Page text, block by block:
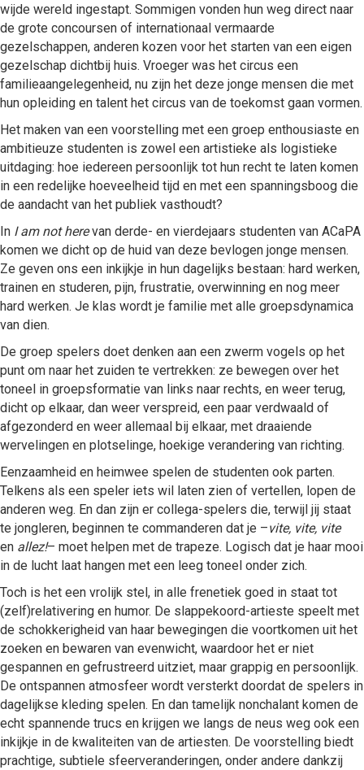
wijde wereld ingestapt. Sommigen vonden hun weg direct naar
de grote concoursen of internationaal vermaarde
gezelschappen, anderen kozen voor het starten van een eigen
gezelschap dichtbij huis. Vroeger was het circus een
familieaangelegenheid, nu zijn het deze jonge mensen die met
hun opleiding en talent het circus van de toekomst gaan vormen.
Het maken van een voorstelling met een groep enthousiaste en
ambitieuze studenten is zowel een artistieke als logistieke
uitdaging: hoe iedereen persoonlijk tot hun recht te laten komen
in een redelijke hoeveelheid tijd en met een spanningsboog die
de aandacht van het publiek vasthoudt?
In I am not herevan derde- en vierdejaars studenten van ACaPA
komen we dicht op de huid van deze bevlogen jonge mensen.
Ze geven ons een inkijkje in hun dagelijks bestaan: hard werken,
trainen en studeren, pijn, frustratie, overwinning en nog meer
hard werken. Je klas wordt je familie met alle groepsdynamica
van dien.
De groep spelers doet denken aan een zwerm vogels op het
punt om naar het zuiden te vertrekken: ze bewegen over het
toneel in groepsformatie van links naar rechts, en weer terug,
dicht op elkaar, dan weer verspreid, een paar verdwaald of
afgezonderd en weer allemaal bij elkaar, met draaiende
wervelingen en plotselinge, hoekige verandering van richting.
Eenzaamheid en heimwee spelen de studenten ook parten.
Telkens als een speler iets wil laten zien of vertellen, lopen de
anderen weg. En dan zijn er collega-spelers die, terwijl jij staat
te jongleren, beginnen te commanderen dat je –vite, vite, vite
en allez!– moet helpen met de trapeze. Logisch dat je haar mooi
in de lucht laat hangen met een leeg toneel onder zich.
Toch is het een vrolijk stel, in alle frenetiek goed in staat tot
(zelf)relativering en humor. De slappekoord-artieste speelt met
de schokkerigheid van haar bewegingen die voortkomen uit het
zoeken en bewaren van evenwicht, waardoor het er niet
gespannen en gefrustreerd uitziet, maar grappig en persoonlijk.
De ontspannen atmosfeer wordt versterkt doordat de spelers in
dagelijkse kleding spelen. En dan tamelijk nonchalant komen de
echt spannende trucs en krijgen we langs de neus weg ook een
inkijkje in de kwaliteiten van de artiesten. De voorstelling biedt
prachtige, subtiele sfeerveranderingen, onder andere dankzij